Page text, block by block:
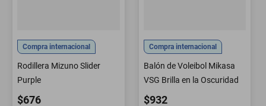
Compra internacional
Rodillera Mizuno Slider
Purple
$676
Compra internacional
Balón de Voleibol Mikasa
VSG Brilla en la Oscuridad
$932